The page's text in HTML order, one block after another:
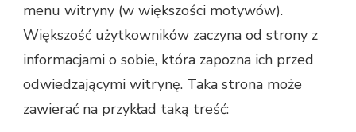
menu witryny (w większości motywów).
Większość użytkowników zaczyna od strony z
informacjami o sobie, która zapozna ich przed
odwiedzającymi witrynę. Taka strona może
zawierać na przykład taką treść: